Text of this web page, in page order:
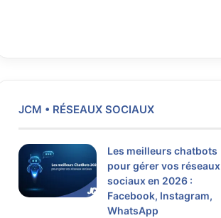
JCM • RÉSEAUX SOCIAUX
Les meilleurs chatbots
pour gérer vos réseaux
sociaux en 2026 :
Facebook, Instagram,
WhatsApp